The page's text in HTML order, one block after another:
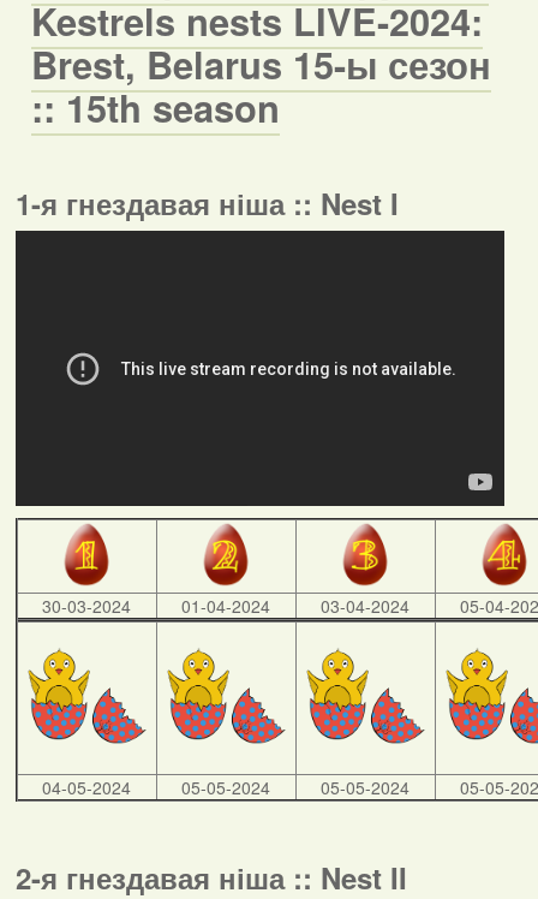
Kestrels nests LIVE-2024:
Brest, Belarus 15-ы сезон
:: 15th season
1-я гнездавая ніша :: Nest I
30-03-2024 01-04-2024 03-04-2024 05-04-
04-05-2024 05-05-2024 05-05-2024 05-05-
2-я гнездавая ніша :: Nest II